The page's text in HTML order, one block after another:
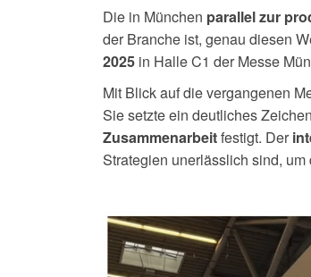
Die in München parallel zur
der Branche ist, genau diesen
2025in Halle C1 der Messe
Mit Blick auf die vergangenen
Sie setzte ein deutliches
Zusammenarbeitfestigt. Der
Strategien unerlässlich sind,